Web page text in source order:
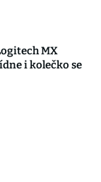
MX
i kolečko se